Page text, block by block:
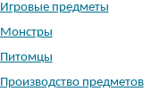
Игровые предметы
Монстры
Питомцы
Производство предметов